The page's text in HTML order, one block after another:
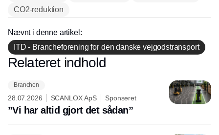
CO2-reduktion
Nævnt i denne artikel:
ITD - Brancheforening for den danske vejgodstransport
Annonce
Relateret indhold
Branchen
28.07.2026 SCANLOX ApS Sponseret
”Vi har altid gjort det sådan”